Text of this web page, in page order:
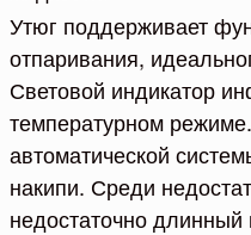
Утюг поддерживает
отпаривания,
Световой индикатор
температурном
автоматической
накипи. Среди
недостаточно